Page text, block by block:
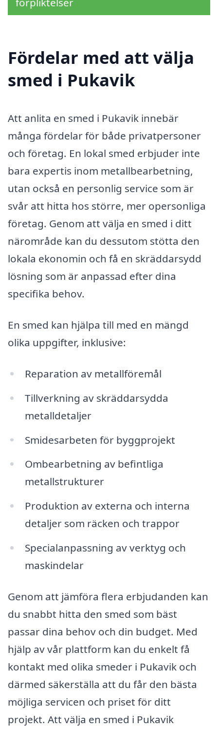
Fördelar med att välja
smed i Pukavik
Att anlita en smed i Pukavik innebär
många fördelar för både privatpersoner
och företag. En lokal smed erbjuder inte
bara expertis inom metallbearbetning,
utan också en personlig service som är
svår att hitta hos större, mer opersonliga
företag. Genom att välja en smed i ditt
närområde kan du dessutom stötta den
lokala ekonomin och få en skräddarsydd
lösning som är anpassad efter dina
specifika behov.
En smed kan hjälpa till med en mängd
olika uppgifter, inklusive:
Reparation av metallföremål
Tillverkning av skräddarsydda
metalldetaljer
Smidesarbeten för byggprojekt
Ombearbetning av befintliga
metallstrukturer
Produktion av externa och interna
detaljer som räcken och trappor
Specialanpassning av verktyg och
maskindelar
Genom att jämföra flera erbjudanden kan
du snabbt hitta den smed som bäst
passar dina behov och din budget. Med
hjälp av vår plattform kan du enkelt få
kontakt med olika smeder i Pukavik och
därmed säkerställa att du får den bästa
möjliga servicen och priset för ditt
projekt. Att välja en smed i Pukavik